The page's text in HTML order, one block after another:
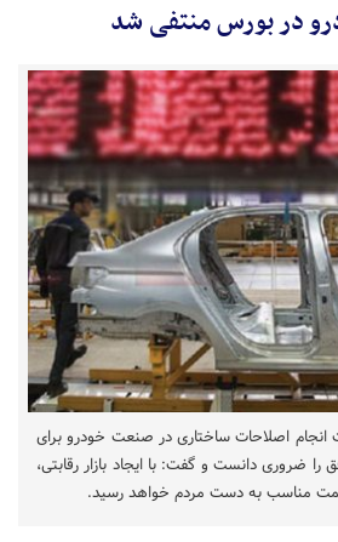
در بورس منتفی شد
اصلاحات ساختاری در صنعت خودرو برای
ضروری دانست و گفت: با ایجاد بازار رقابتی،
مناسب به دست مردم خواهد رسید.